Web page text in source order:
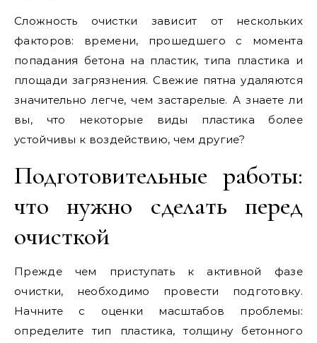
Сложность очистки зависит от нескольких
факторов: времени, прошедшего с момента
попадания бетона на пластик, типа пластика и
площади загрязнения. Свежие пятна удаляются
значительно легче, чем застарелые. А знаете ли
вы, что некоторые виды пластика более
устойчивы к воздействию, чем другие?
Подготовительные работы:
что нужно сделать перед
очисткой
Прежде чем приступать к активной фазе
очистки, необходимо провести подготовку.
Начните с оценки масштабов проблемы:
определите тип пластика, толщину бетонного